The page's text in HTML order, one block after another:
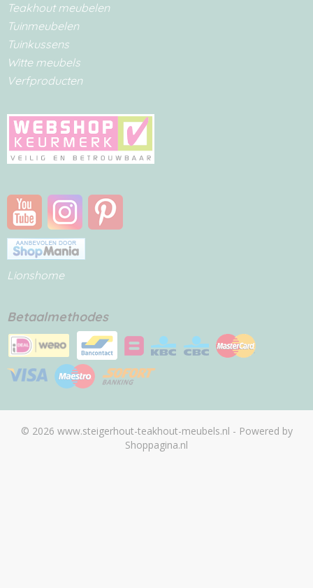
Teakhout meubelen
Tuinmeubelen
Tuinkussens
Witte meubels
Verfproducten
Lionshome
Betaalmethodes
© 2026 www.steigerhout-teakhout-meubels.nl - Powered by
Shoppagina.nl